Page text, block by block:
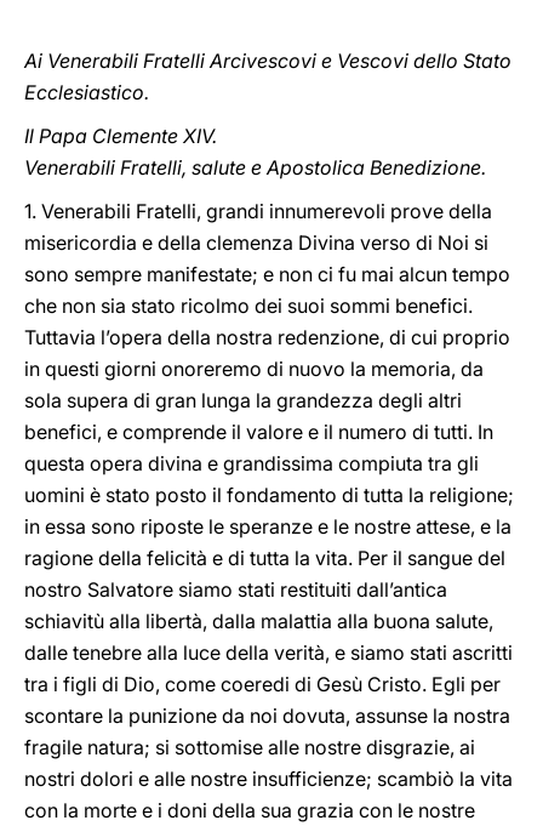
Ai Venerabili Fratelli Arcivescovi e Vescovi dello Stato
Ecclesiastico.
Il Papa Clemente XIV.
Venerabili Fratelli, salute e Apostolica Benedizione.
1. Venerabili Fratelli, grandi innumerevoli prove della
misericordia e della clemenza Divina verso di Noi si
sono sempre manifestate; e non ci fu mai alcun tempo
che non sia stato ricolmo dei suoi sommi benefici.
Tuttavia l’opera della nostra redenzione, di cui proprio
in questi giorni onoreremo di nuovo la memoria, da
sola supera di gran lunga la grandezza degli altri
benefici, e comprende il valore e il numero di tutti. In
questa opera divina e grandissima compiuta tra gli
uomini è stato posto il fondamento di tutta la religione;
in essa sono riposte le speranze e le nostre attese, e la
ragione della felicità e di tutta la vita. Per il sangue del
nostro Salvatore siamo stati restituiti dall’antica
schiavitù alla libertà, dalla malattia alla buona salute,
dalle tenebre alla luce della verità, e siamo stati ascritti
tra i figli di Dio, come coeredi di Gesù Cristo. Egli per
scontare la punizione da noi dovuta, assunse la nostra
fragile natura; si sottomise alle nostre disgrazie, ai
nostri dolori e alle nostre insufficienze; scambiò la vita
con la morte e i doni della sua grazia con le nostre